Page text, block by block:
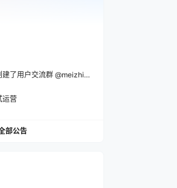
户交流群 @meizhi_official，欢迎加入！
运营
部公告